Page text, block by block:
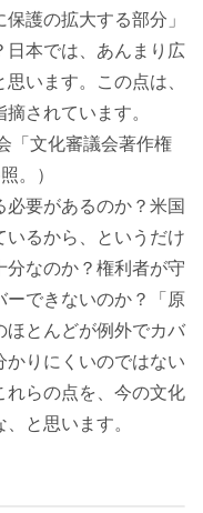
護の拡大する部分」
日本では、あんまり広
います。この点は、
されています。
「文化審議会著作権
。）
要があるのか？米国
るから、というだけ
なのか？権利者が守
ーできないのか？「原
ほとんどが例外でカバ
りにくいのではない
れらの点を、今の文化
と思います。